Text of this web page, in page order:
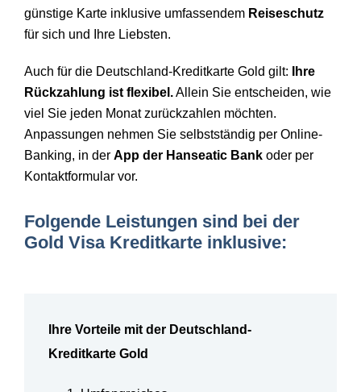
günstige Karte inklusive umfassendem Reiseschutz
für sich und Ihre Liebsten.
Auch für die Deutschland-Kreditkarte Gold gilt:
Ihre
Rückzahlung ist flexibel.Allein Sie entscheiden, wie
viel Sie jeden Monat zurückzahlen möchten.
Anpassungen nehmen Sie selbstständig per Online-
Banking, in der App der Hanseatic Bank oder per
Kontaktformular vor.
Folgende Leistungen sind bei der
Gold Visa Kreditkarte inklusive:
Ihre Vorteile mit der Deutschland-
Kreditkarte Gold